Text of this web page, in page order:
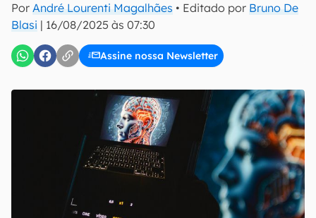
Por André Lourenti Magalhães • Editado por Bruno De
Blasi | 16/08/2025 às 07:30
Assine nossa Newsletter
inscreva-se
Confirmo que li, aceito e concordo com os Termos de
Uso e Política de Privacidade do Canaltech.